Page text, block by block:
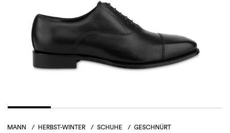
MANN / HERBST-WINTER / SCHUHE / GESCHNÜRT